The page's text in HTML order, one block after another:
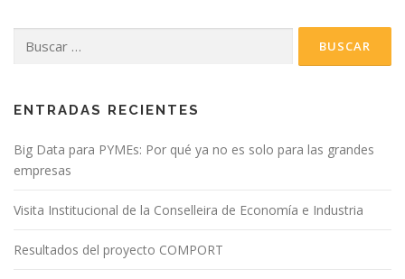
ENTRADAS RECIENTES
Big Data para PYMEs: Por qué ya no es solo para las grandes
empresas
Visita Institucional de la Conselleira de Economía e Industria
Resultados del proyecto COMPORT